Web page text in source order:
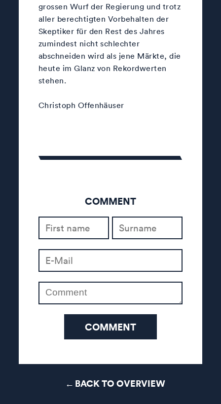
grossen Wurf der Regierung und trotz
aller berechtigten Vorbehalten der
Skeptiker für den Rest des Jahres
zumindest nicht schlechter
abschneiden wird als jene Märkte, die
heute im Glanz von Rekordwerten
stehen.
Christoph Offenhäuser
COMMENT
COMMENT
BACK TO OVERVIEW